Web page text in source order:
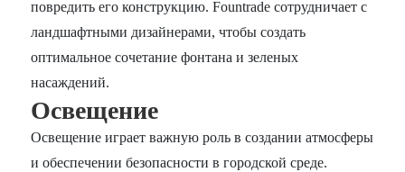
повредить его конструкцию. Fountrade сотрудничает с
ландшафтными дизайнерами, чтобы создать
оптимальное сочетание фонтана и зеленых
насаждений.
Освещение
Освещение играет важную роль в создании атмосферы
и обеспечении безопасности в городской среде.